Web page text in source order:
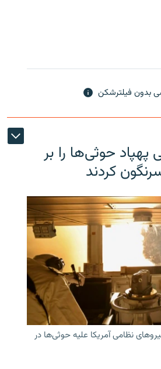
بدون فیلترشکن
پهپاد حوثی‌ها را بر
کردند
نظامی آمریکا علیه حوثی‌ها در